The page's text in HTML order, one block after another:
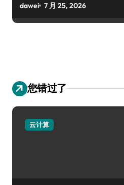
dawei 7 月 25, 2026
您错过了
云计算